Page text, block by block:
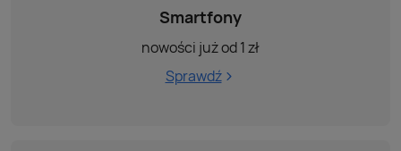
Smartfony
nowości już od 1 zł
Sprawdź